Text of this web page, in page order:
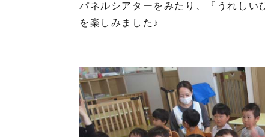
パネルシアターをみたり、『うれしい
を楽しみました♪